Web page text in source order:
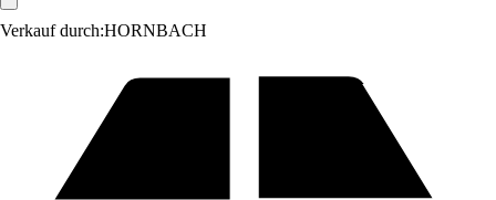
Verkauf durch:HORNBACH